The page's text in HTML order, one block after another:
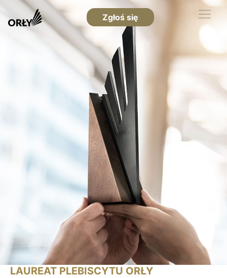
Zgłoś się
LAUREAT PLEBISCYTU ORŁY